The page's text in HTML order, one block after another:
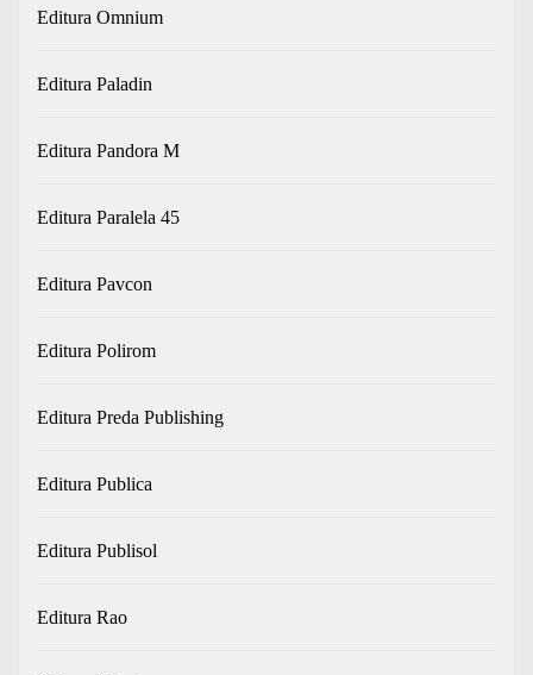
Editura Omnium
Editura Paladin
Editura Pandora M
Editura Paralela 45
Editura Pavcon
Editura Polirom
Editura Preda Publishing
Editura Publica
Editura Publisol
Editura Rao